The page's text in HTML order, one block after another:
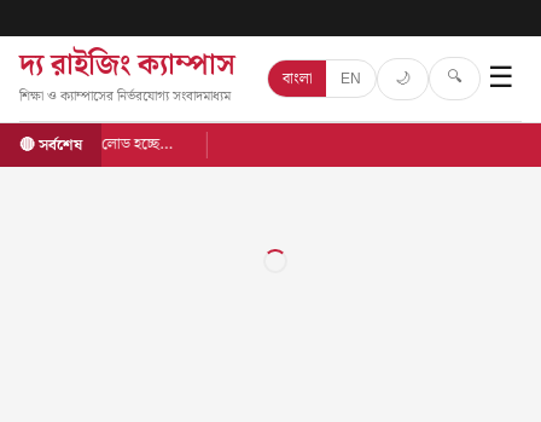
দ্য রাইজিং ক্যাম্পাস
শিক্ষা ও ক্যাম্পাসের নির্ভরযোগ্য সংবাদমাধ্যম
বাংলা EN 🌙 🔍 ☰
🔴 সর্বশেষ লোড হচ্ছে…